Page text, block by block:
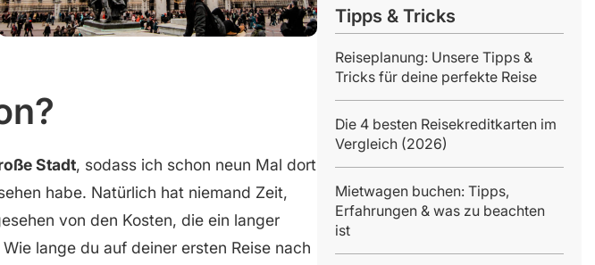
Stadt, sodass ich schon neun Mal dort
habe. Natürlich hat niemand Zeit,
von den Kosten, die ein langer
lange du auf deiner ersten Reise nach
Tipps & Tricks
Reiseplanung: Unsere Tipps &
Tricks für deine perfekte Reise
Die 4 besten Reisekreditkarten im
Vergleich (2026)
Mietwagen buchen: Tipps,
Erfahrungen & was zu beachten
ist